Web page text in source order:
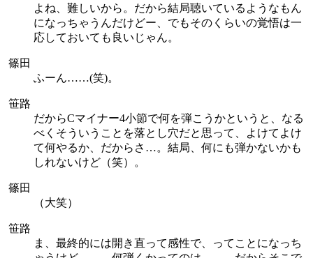
よね、難しいから。だから結局聴いているようなもん
になっちゃうんだけどー、でもそのくらいの覚悟は一
応しておいても良いじゃん。
篠田
ふーん……(笑)。
笹路
だからCマイナー4小節で何を弾こうかというと、なる
べくそういうことを落とし穴だと思って、よけてよけ
て何やるか、だからさ…。結局、何にも弾かないかも
しれないけど（笑）。
篠田
（大笑）
笹路
ま、最終的には開き直って感性で、ってことになっち